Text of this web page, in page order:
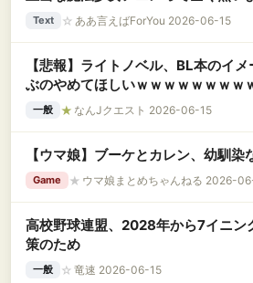
Text ☆ ああ言えばForYou 2026-06-15
【悲報】ライトノベル、BL本のイ
ぶのやめてほしいｗｗｗｗｗｗｗｗ
一般 ★ なんJクエスト 2026-06-15
【ウマ娘】ブーケとカレン、幼馴染
Game ★ ウマ娘まとめちゃんねる 2026-
高校野球連盟、2028年から7イニン
策のため
一般 ☆ 竜速 2026-06-15